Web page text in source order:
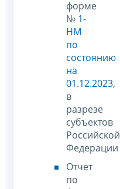
форме
№ 1-
НМ
по
состоянию
на
01.12.2023,
в
разрезе
субъектов
Российской
Федерации
Отчет
по